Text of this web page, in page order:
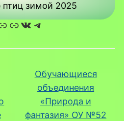
зимой 2025
Ссылка
ВКонтакте
Telegram
Обучающиеся
объединения
«Природа и
фантазия» ОУ №52